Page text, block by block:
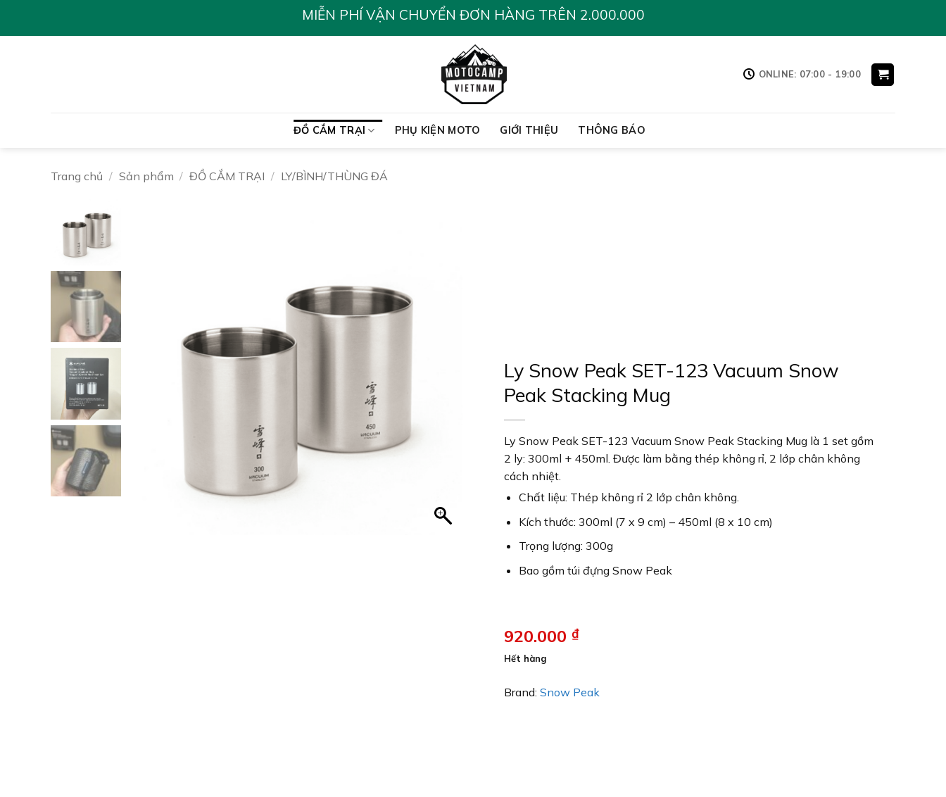
MIỄN PHÍ VẬN CHUYỂN ĐƠN HÀNG TRÊN 2.000.000
ONLINE: 07:00 - 19:00
ĐỒ CẮM TRẠI PHỤ KIỆN MOTO GIỚI THIỆU THÔNG BÁO
Trang chủ / Sản phẩm / ĐỒ CẮM TRẠI / LY/BÌNH/THÙNG ĐÁ
Ly Snow Peak SET-123 Vacuum Snow
Peak Stacking Mug
Ly Snow Peak SET-123 Vacuum Snow Peak Stacking Mug là 1 set gồm
2 ly: 300ml + 450ml. Được làm bằng thép không rỉ, 2 lớp chân không
cách nhiệt.
Chất liệu: Thép không rỉ 2 lớp chân không.
Kích thước: 300ml (7 x 9 cm) – 450ml (8 x 10 cm)
Trọng lượng: 300g
Bao gồm túi đựng Snow Peak
920.000₫
Hết hàng
Brand: Snow Peak